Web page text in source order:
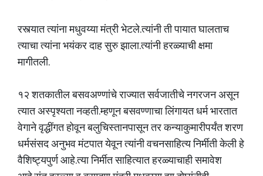
रस्त्यात त्यांना मधुवय्या मंत्री भेटले.त्यांनी ती पायात घालताच
त्याचा त्यांना भयंकर दाह सुरु झाला.त्यांनी हरळ्याची क्षमा
मागीतली.
१२ शतकातील बसवअण्णांचे राज्यात सर्वजातीचे नगरजन असून
त्यात अस्पृश्यता नव्हती.म्हणून बसवण्णाचा लिंगायत धर्म भारतात
वेगाने वृद्धींगत होवून बलुचिस्तानपासून तर कन्याकुमारीपर्यंत शरण
धर्मसंसद अनुभव मंटपात येवून त्यांनी वचनसाहित्य निर्मीती केली हे
वैशिष्ट्यपुर्ण आहे.त्या निर्मीत साहित्यात हरळ्याचाही समावेश